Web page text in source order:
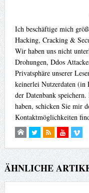
Ich beschäftige mich
Hacking, Cracking &
Wir haben uns nicht
Drohungen, Ddos
Privatsphäre unserer
keinerlei Nutzerdaten (in
der Datenbank
haben, schicken Sie mir
Kontaktmöglichkeiten
ÄHNLICHE